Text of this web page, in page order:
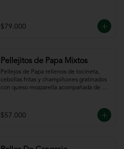
$79.000
Pellejitos de Papa Mixtos
Pellejos de Papa rellenos de tocineta,
cebollas fritas y champiñones gratinados
con queso mozzarella acompañada de
$57.000